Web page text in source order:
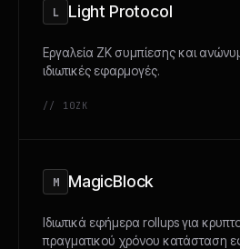
L Light Protocol
Εργαλεία ZK συμπίεσης και
ιδιωτικές εφαρμογές.
// 10ZK
M MagicBlock
Ιδιωτικά εφήμερα rollups για
πραγματικού χρόνου κατάσταση